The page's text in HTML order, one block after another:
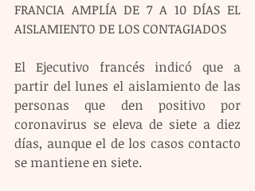
FRANCIA AMPLÍA DE 7 A 10 DÍAS EL
AISLAMIENTO DE LOS CONTAGIADOS
El Ejecutivo francés indicó que a
partir del lunes el aislamiento de las
personas que den positivo por
coronavirus se eleva de siete a diez
días, aunque el de los casos contacto
se mantiene en siete.